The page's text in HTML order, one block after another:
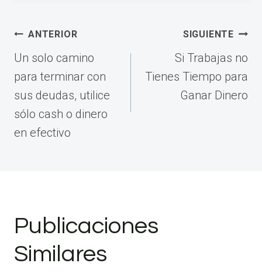
Navegación
de
entradas
ANTERIOR
Un solo camino
para terminar con
sus deudas, utilice
sólo cash o dinero
en efectivo
SIGUIENTE
Si Trabajas no
Tienes Tiempo para
Ganar Dinero
Publicaciones
Similares